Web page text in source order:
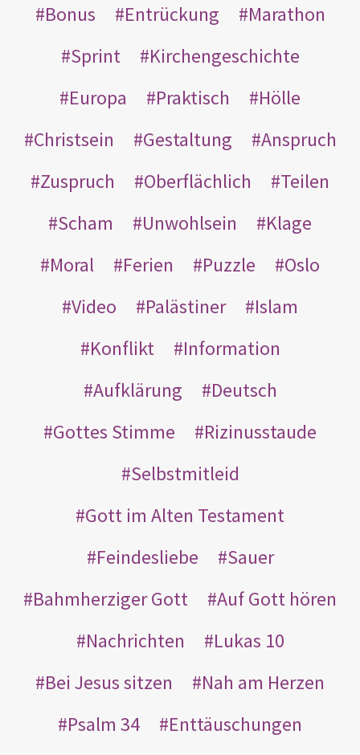
Bonus
Entrückung
Marathon
Sprint
Kirchengeschichte
Europa
Praktisch
Hölle
Christsein
Gestaltung
Anspruch
Zuspruch
Oberflächlich
Teilen
Scham
Unwohlsein
Klage
Moral
Ferien Puzzle
Oslo
Video
Palästiner
Islam
Konflikt
Information
Aufklärung
Deutsch
Gottes Stimme
Rizinusstaude
Selbstmitleid
Gott im Alten Testament
Feindesliebe
Sauer
Bahmherziger Gott
Auf Gott hören
Nachrichten
Lukas 10
Bei Jesus sitzen
Nah am Herzen
Psalm 34
Enttäuschungen